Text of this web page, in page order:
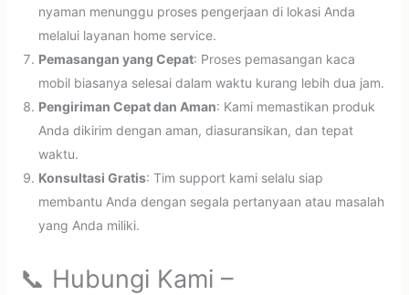
nyaman menunggu proses pengerjaan di lokasi Anda
melalui layanan home service.
Pemasangan yang Cepat: Proses pemasangan kaca
mobil biasanya selesai dalam waktu kurang lebih dua jam.
Pengiriman Cepat dan Aman: Kami memastikan produk
Anda dikirim dengan aman, diasuransikan, dan tepat
waktu.
Konsultasi Gratis: Tim support kami selalu siap
membantu Anda dengan segala pertanyaan atau masalah
yang Anda miliki.
📞 Hubungi Kami –